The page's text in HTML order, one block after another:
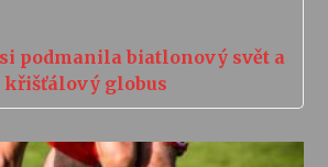
podmanila biatlonový svět a
globus